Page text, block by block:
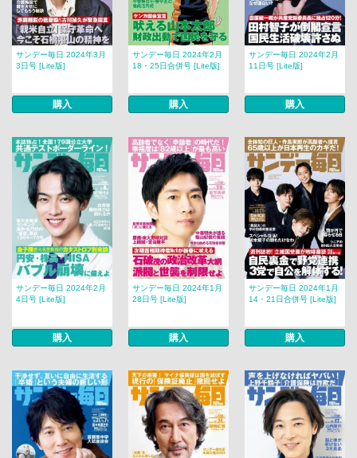
サンデー毎日 2024年3月
3日号 [Lite版]
購入
サンデー毎日 2024年2月
18・25日合併号 [Lite版]
購入
サンデー毎日 2024年2月
11日号 [Lite版]
購入
サンデー毎日 2024年2月
4日号 [Lite版]
購入
サンデー毎日 2024年1月
28日号 [Lite版]
購入
サンデー毎日 2024年1月
14・21日合併号 [Lite版]
購入